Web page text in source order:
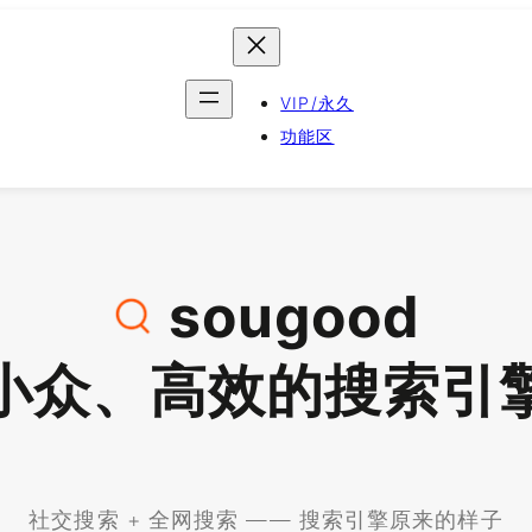
VIP/永久
功能区
sougood
众、高效的搜索引
社交搜索 + 全网搜索 —— 搜索引擎原来的样子